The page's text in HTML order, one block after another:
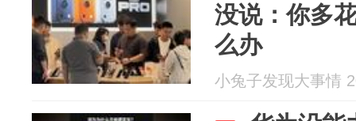
没说：你多
么办
小兔子发现大事情